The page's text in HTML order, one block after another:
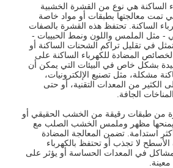
الساكنة هي نوع من القشرة الخشبية
تمت معالجتها بطبقات أو مواد خاصة
الساكنة. تحتفظ هذه القشرة بالصفات
- مثل الملمس واللون ونمط الحبيبات -
في تقليل تراكم الشحنات الساكنة أو
المضادة للكهرباء الساكنة على
بشكل خاص في البيئات التي يمكن أن
مشكلة، مثل تصنيع الإلكترونيات،
الكثير من المعدات التقنية، أو حتى
الجافة.
من طبقات رقيقة من الخشب الحقيقي أو
يمنحها مظهر وملمس الخشب الصلب مع
استدامة. تضمن المعالجة المضادة
الأسطح لا تجذب أو تحتفظ بالكهرباء
في المعدات الحساسة أو يؤثر على